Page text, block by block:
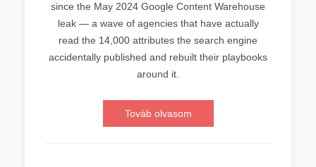
since the May 2024 Google Content Warehouse
leak — a wave of agencies that have actually
read the 14,000 attributes the search engine
accidentally published and rebuilt their playbooks
around it.
Továb olvasom